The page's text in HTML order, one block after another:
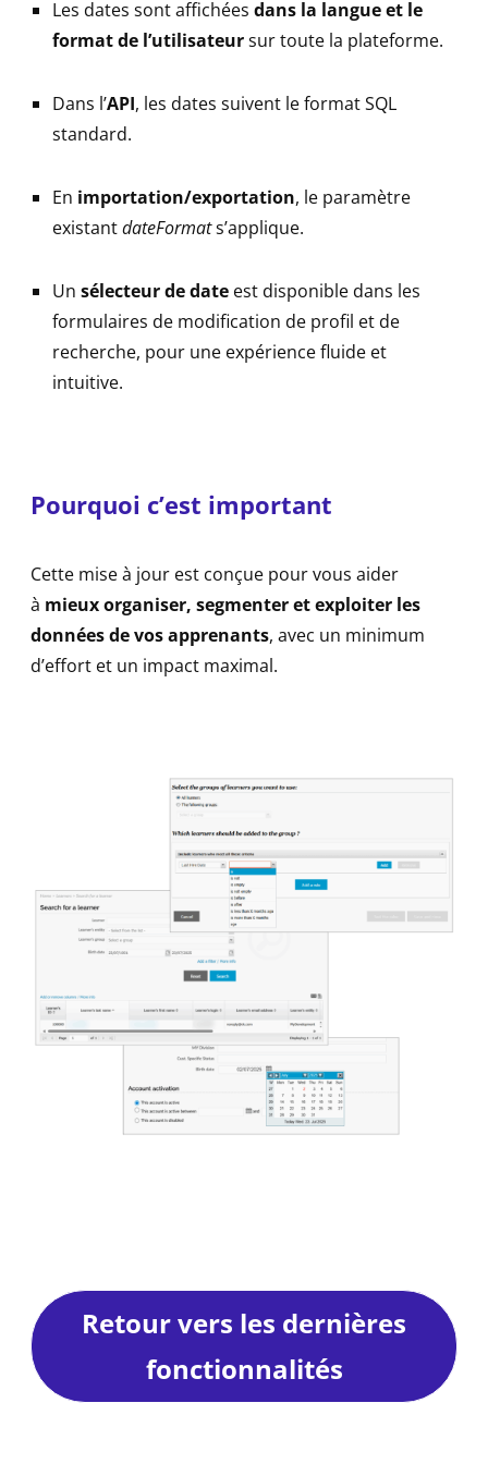
Les dates sont affichées dans la langue et le
format de l’utilisateursur toute la plateforme.
Dans l’API, les dates suivent le format SQL
standard.
En importation/exportation, le paramètre
existantdateFormats’applique.
Un sélecteur de date est disponible dans les
formulaires de modification de profil et de
recherche, pour une expérience fluide et
intuitive.
Pourquoi c’est important
Cette mise à jour est conçue pour vous aider
à mieux organiser, segmenter et exploiter les
données de vos apprenants, avec un minimum
d’effort et un impact maximal.
Retour vers les dernières
fonctionnalités